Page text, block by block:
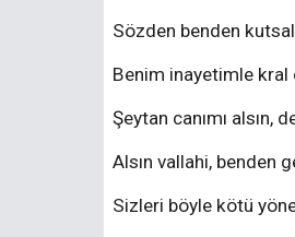
Sözden benden
Benim inayetimle kral
Şeytan canımı alsın,
Alsın vallahi, benden
Sizleri böyle kötü